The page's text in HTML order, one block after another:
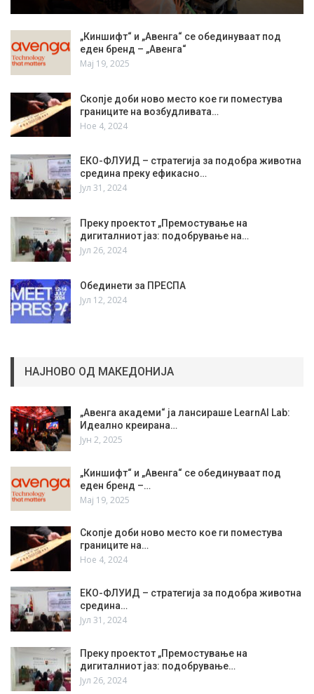
„Киншифт“ и „Авенга“ се обединуваат под
еден бренд – „Авенга“
Мај 19, 2025
Скопје доби ново место кое ги поместува
границите на возбудливата…
Ное 4, 2024
ЕКО-ФЛУИД – стратегија за подобра животна
средина преку ефикасно…
Јул 31, 2024
Преку проектот „Премостување на
дигиталниот јаз: подобрување на…
Јул 26, 2024
Обединети за ПРЕСПА
Јул 12, 2024
НАЈНОВО ОД МАКЕДОНИЈА
„Авенга академи“ ја лансираше LearnAI Lab:
Идеално креирана…
Јун 2, 2025
„Киншифт“ и „Авенга“ се обединуваат под
еден бренд –…
Мај 19, 2025
Скопје доби ново место кое ги поместува
границите на…
Ное 4, 2024
ЕКО-ФЛУИД – стратегија за подобра животна
средина…
Јул 31, 2024
Преку проектот „Премостување на
дигиталниот јаз: подобрување…
Јул 26, 2024